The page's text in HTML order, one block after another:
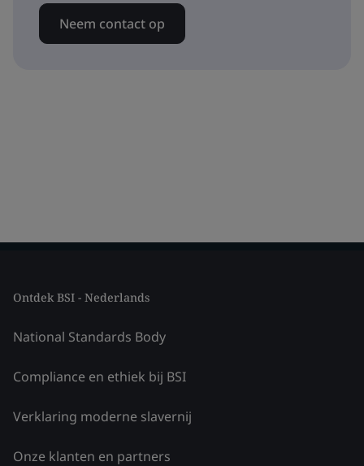
Neem contact op
Ontdek BSI - Nederlands
National Standards Body
Compliance en ethiek bij BSI
Verklaring moderne slavernij
Onze klanten en partners